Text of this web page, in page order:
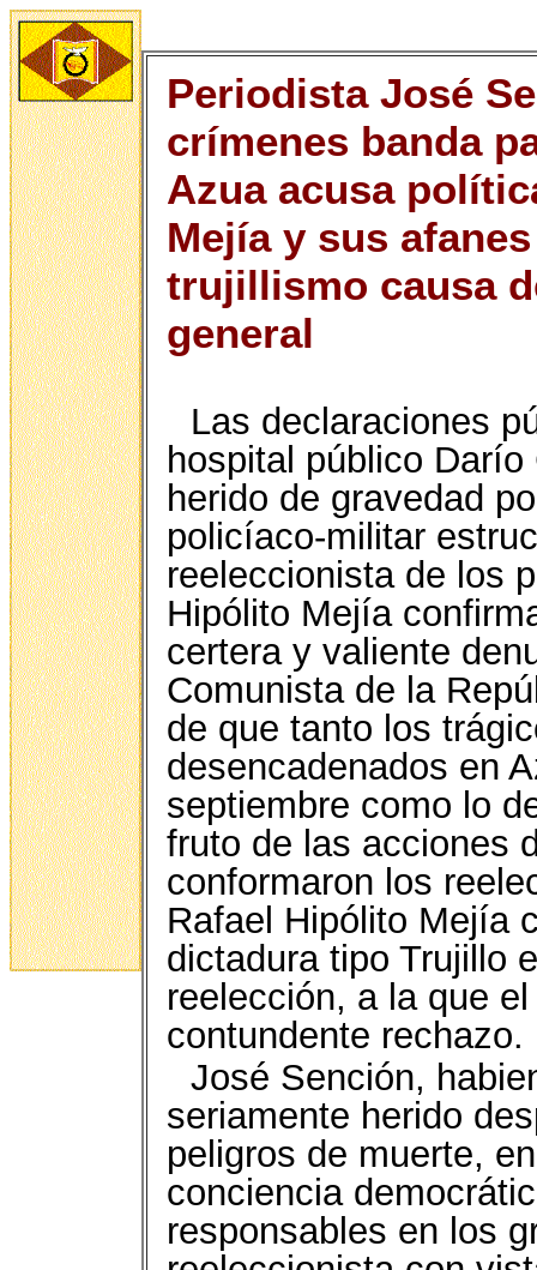
Periodista José
crímenes banda
Azua acusa
Mejía y sus
trujillismo causa
general
Las declaraciones
hospital público
herido de gravedad
policíaco-militar
reeleccionista de los
Hipólito Mejía
certera y valiente
Comunista de la
de que tanto los
desencadenados en
septiembre como lo
fruto de las acciones
conformaron los
Rafael Hipólito Mejía
dictadura tipo Trujillo
reelección, a la que
contundente rechazo.
José Sención,
seriamente herido
peligros de muerte,
conciencia
responsables en los